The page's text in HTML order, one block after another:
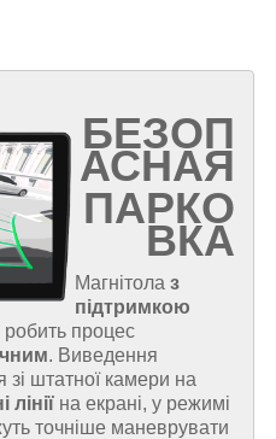
БЕЗОП
АСНАЯ
ПАРКО
ВКА
Магнітола з
підтримкою
робить процес
. Виведення
зі штатної камери на
лінії на екрані, у режимі
точніше маневрувати